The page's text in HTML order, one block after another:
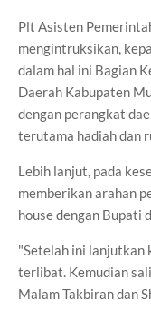
Plt Asisten
mengintruksikan,
dalam hal ini Bagian
Daerah Kabupaten
dengan perangkat
terutama hadiah dan
Lebih lanjut, pada
memberikan arahan
house dengan Bupati
"Setelah ini lanjutkan
terlibat. Kemudian
Malam Takbiran dan